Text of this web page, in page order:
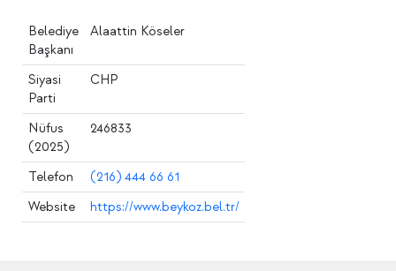
Belediye
Başkanı
Alaattin Köseler
Siyasi
Parti
CHP
Nüfus
(2025)
246833
Telefon
(216) 444 66 61
Website
https://www.beykoz.bel.tr/